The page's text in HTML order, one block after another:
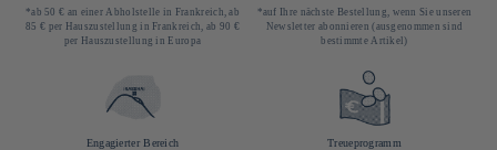
*ab 50 € an einer Abholstelle in Frankreich, ab
85 € per Hauszustellung in Frankreich, ab 90 €
per Hauszustellung in Europa
*auf Ihre nächste Bestellung, wenn Sie unseren
Newsletter abonnieren (ausgenommen sind
bestimmte Artikel)
Engagierter Bereich Treueprogramm